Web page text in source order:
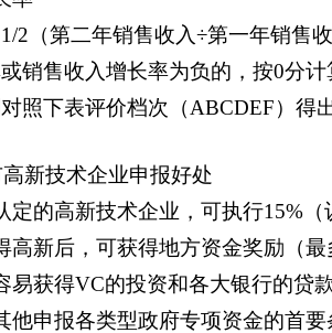
2（第二年销售收入÷第一年销售
销售收入增长率为负的，按0分
照下表评价档次（ABCDEF）得
新技术企业申报好处
定的高新技术企业，可执行15%
高新后，可获得地方资金奖励（最
易获得VC的投资和各大银行的贷款
他申报各类型政府专项资金的首要